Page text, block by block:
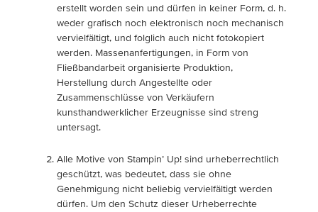
erstellt worden sein und dürfen in keiner Form, d. h.
weder grafisch noch elektronisch noch mechanisch
vervielfältigt, und folglich auch nicht fotokopiert
werden. Massenanfertigungen, in Form von
Fließbandarbeit organisierte Produktion,
Herstellung durch Angestellte oder
Zusammenschlüsse von Verkäufern
kunsthandwerklicher Erzeugnisse sind streng
untersagt.
Alle Motive von Stampin’ Up! sind urheberrechtlich
geschützt, was bedeutet, dass sie ohne
Genehmigung nicht beliebig vervielfältigt werden
dürfen. Um den Schutz dieser Urheberrechte